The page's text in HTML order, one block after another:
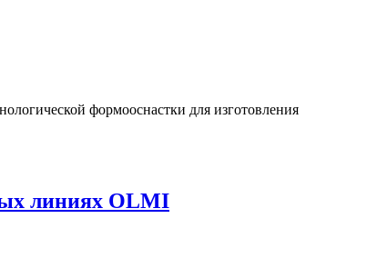
формооснастки для изготовления
линиях OLMI